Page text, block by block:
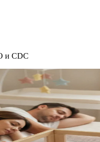
и CDC